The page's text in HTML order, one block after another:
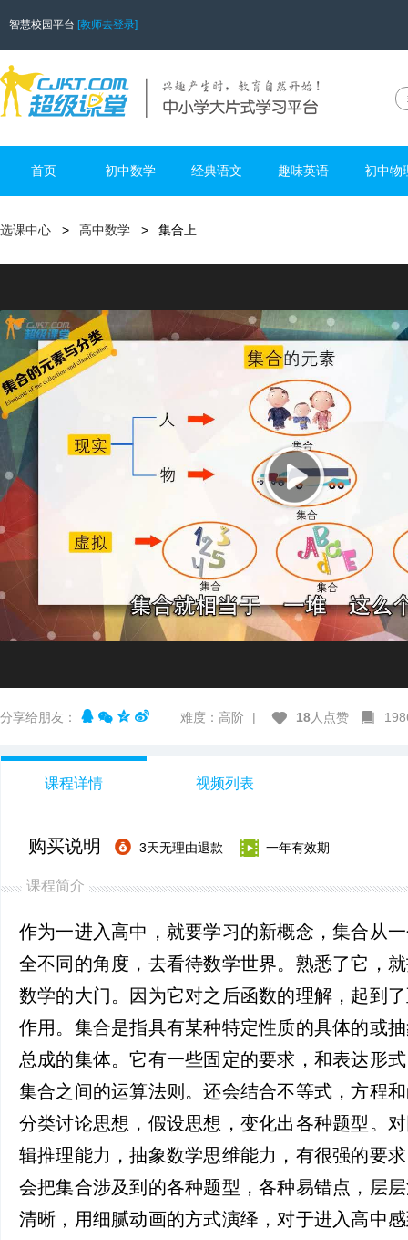
智慧校园平台 [教师去登录]
首页 初中数学 经典语文 趣味英语 初中物
选课中心 高中数学 集合上
分享给朋友： 难度：高阶 | 18人点赞
课程详情 视频列表
购买说明 3天无理由退款 一年有效期
课程简介
作为一进入高中，就要学习的新概念，集合从
全不同的角度，去看待数学世界。熟悉了它，
数学的大门。因为它对之后函数的理解，起到
作用。集合是指具有某种特定性质的具体的或
总成的集体。它有一些固定的要求，和表达形
集合之间的运算法则。还会结合不等式，方程
分类讨论思想，假设思想，变化出各种题型。
辑推理能力，抽象数学思维能力，有很强的要
会把集合涉及到的各种题型，各种易错点，层
清晰，用细腻动画的方式演绎，对于进入高中